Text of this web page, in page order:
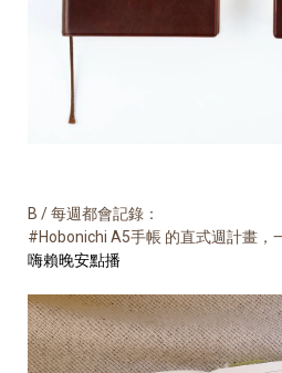
B / 每週都會記錄：
#Hobonichi A5手帳 的直式週計畫，
嗨賴晚安點播